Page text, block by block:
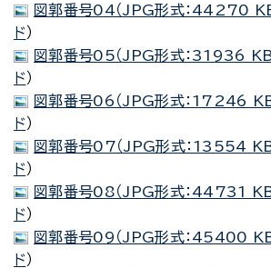
図郭番号04（JPG形式：44270
ド）
図郭番号05（JPG形式：31936
ド）
図郭番号06（JPG形式：17246
ド）
図郭番号07（JPG形式：13554
ド）
図郭番号08（JPG形式：44731
ド）
図郭番号09（JPG形式：45400
ド）